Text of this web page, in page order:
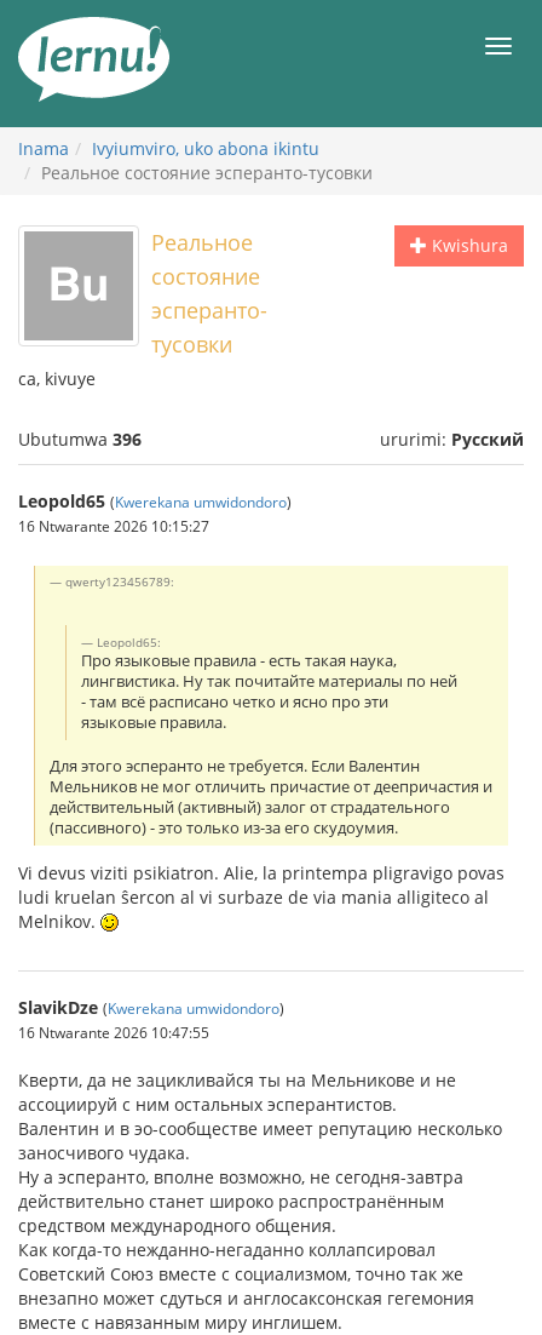
rupapuro
rw'ibirimwo
Inama
Ivyiumviro, uko abona ikintu
Реальное состояние эсперанто-тусовки
Kwishura
Реальное
состояние
эсперанто-
тусовки
ca, kivuye
Ubutumwa 396 ururimi: Русский
Leopold65 (Kwerekana umwidondoro)
16 Ntwarante 2026 10:15:27
qwerty123456789:
Leopold65:
Про языковые правила - есть такая наука,
лингвистика. Ну так почитайте материалы по ней
- там всё расписано четко и ясно про эти
языковые правила.
Для этого эсперанто не требуется. Если Валентин
Мельников не мог отличить причастие от деепричастия и
действительный (активный) залог от страдательного
(пассивного) - это только из-за его скудоумия.
Vi devus viziti psikiatron. Alie, la printempa pligravigo povas
ludi kruelan ŝercon al vi surbaze de via mania alligiteco al
Melnikov.
SlavikDze (Kwerekana umwidondoro)
16 Ntwarante 2026 10:47:55
Кверти, да не зацикливайся ты на Мельникове и не
ассоциируй с ним остальных эсперантистов.
Валентин и в эо-сообществе имеет репутацию несколько
заносчивого чудака.
Ну а эсперанто, вполне возможно, не сегодня-завтра
действительно станет широко распространённым
средством международного общения.
Как когда-то нежданно-негаданно коллапсировал
Советский Союз вместе с социализмом, точно так же
внезапно может сдуться и англосаксонская гегемония
вместе с навязанным миру инглишем.